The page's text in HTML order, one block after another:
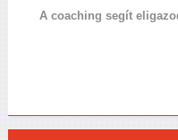
A coaching segít